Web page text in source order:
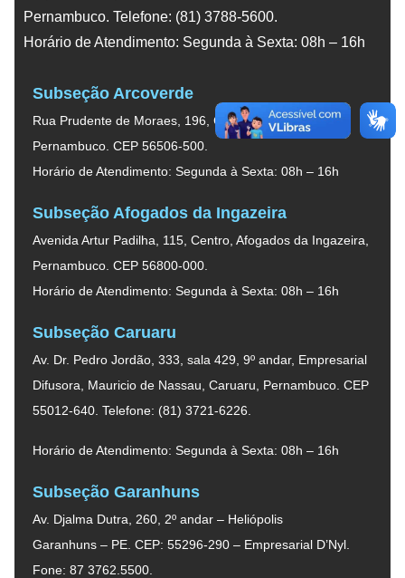
Pernambuco. Telefone: (81) 3788-5600.
Horário de Atendimento: Segunda à Sexta: 08h – 16h
Subseção Arcoverde
Rua Prudente de Moraes, 196, Centro, Arcoverde,
Pernambuco. CEP 56506-500.
Horário de Atendimento: Segunda à Sexta: 08h – 16h
Subseção Afogados da Ingazeira
Avenida Artur Padilha, 115, Centro, Afogados da Ingazeira,
Pernambuco. CEP 56800-000.
Horário de Atendimento: Segunda à Sexta: 08h – 16h
Subseção Caruaru
Av. Dr. Pedro Jordão, 333, sala 429, 9º andar, Empresarial
Difusora, Mauricio de Nassau, Caruaru, Pernambuco. CEP
55012-640. Telefone: (81) 3721-6226.
Horário de Atendimento: Segunda à Sexta: 08h – 16h
Subseção Garanhuns
Av. Djalma Dutra, 260, 2º andar – Heliópolis
Garanhuns – PE. CEP: 55296-290 – Empresarial D’Nyl.
Fone: 87 3762.5500.